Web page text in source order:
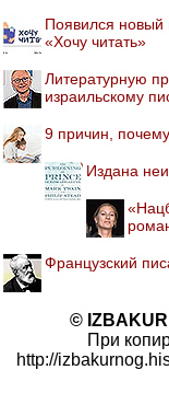
Появился новый
«Хочу читать»
Литературную
израильскому
9 причин,
Издана
Французский
©
При
http://